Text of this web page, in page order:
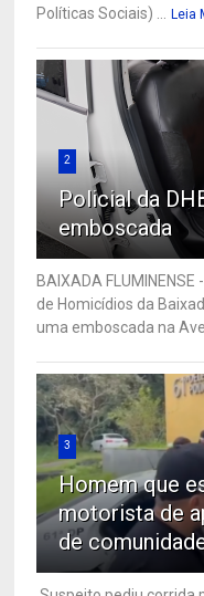
Políticas Sociais) ...
Leia
2
Policial da
emboscada
BAIXADA
de Homicídios da
uma emboscada na
3
Homem que
motorista de
de